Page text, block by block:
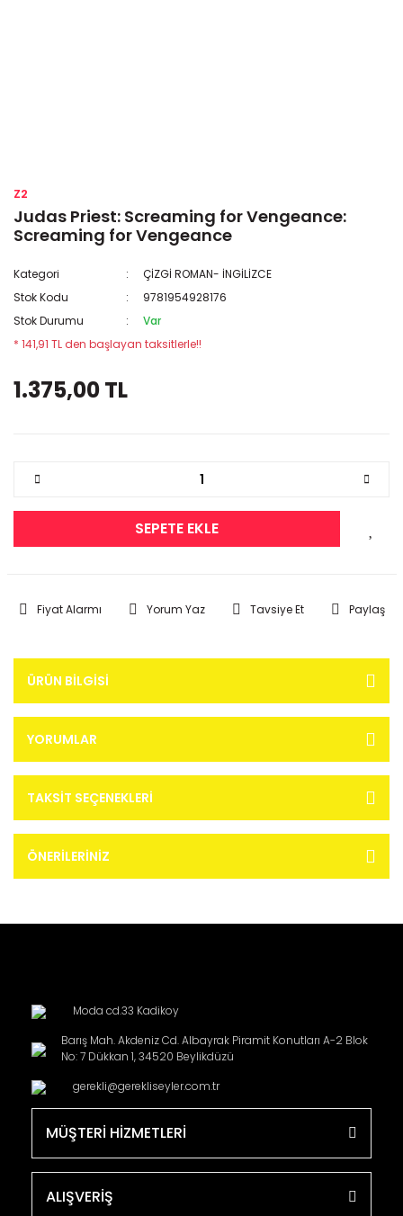
Z2
Judas Priest: Screaming for Vengeance:
Screaming for Vengeance
Kategori
ÇİZGİ ROMAN- İNGİLİZCE
Stok Kodu
9781954928176
Stok Durumu
Var
* 141,91 TL den başlayan taksitlerle!!
1.375,00 TL
SEPETE EKLE
Fiyat Alarmı Yorum Yaz Tavsiye Et Paylaş
ÜRÜN BILGISI
YORUMLAR
TAKSIT SEÇENEKLERI
ÖNERILERINIZ
Moda cd.33 Kadikoy
Barış Mah. Akdeniz Cd. Albayrak Piramit Konutları A-2 Blok
No: 7 Dükkan 1, 34520 Beylikdüzü
gerekli@gerekliseyler.com.tr
MÜŞTERİ HİZMETLERİ
ALIŞVERİŞ